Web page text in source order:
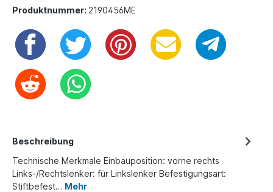
Produktnummer: 2190456ME
Beschreibung
Technische Merkmale Einbauposition: vorne rechts
Links-/Rechtslenker: für Linkslenker Befestigungsart:
Stiftbefest… Mehr